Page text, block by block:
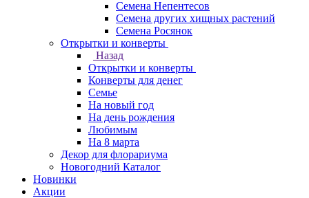
Семена Непентесов
Семена других хищных растений
Семена Росянок
Открытки и конверты
Назад
Открытки и конверты
Конверты для денег
Семье
На новый год
На день рождения
Любимым
На 8 марта
Декор для флорариума
Новогодний Каталог
Новинки
Акции